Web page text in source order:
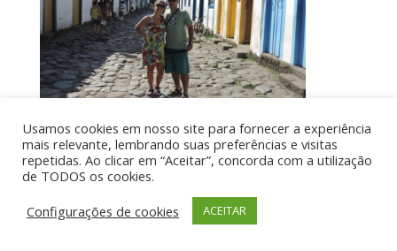
Por aí de Barraca - direitos reservados - Desenvolvido
por UIA WEB
Usamos cookies em nosso site para fornecer a experiência
mais relevante, lembrando suas preferências e visitas
repetidas. Ao clicar em “Aceitar”, concorda com a utilização
de TODOS os cookies.
Configurações de cookies
ACEITAR